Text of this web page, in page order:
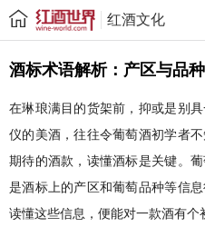
红酒文化
酒标术语解析：产区与品种
在琳琅满目的货架前，抑或是别
仪的美酒，往往令葡萄酒初学者
期待的酒款，读懂酒标是关键。
是酒标上的产区和葡萄品种等信
读懂这些信息，便能对一款酒有个